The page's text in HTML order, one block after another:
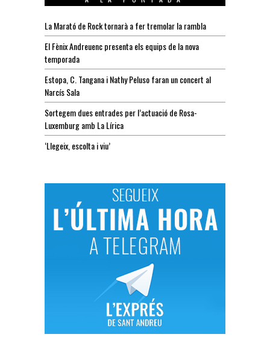
La Marató de Rock tornarà a fer tremolar la rambla
El Fènix Andreuenc presenta els equips de la nova
temporada
Estopa, C. Tangana i Nathy Peluso faran un concert al
Narcís Sala
Sortegem dues entrades per l’actuació de Rosa-
Luxemburg amb La Lírica
‘Llegeix, escolta i viu’